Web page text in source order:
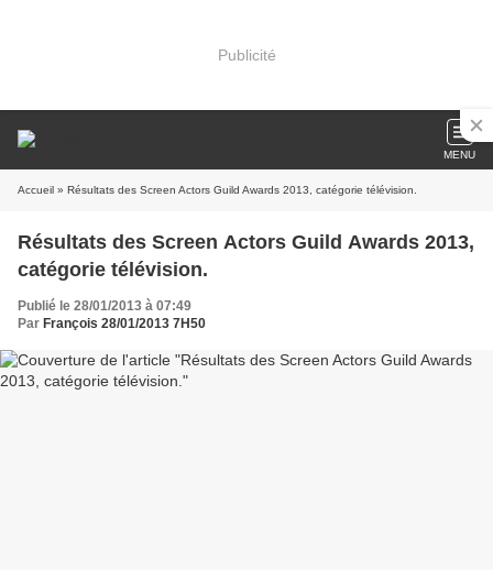
Publicité
MENU
Accueil » Résultats des Screen Actors Guild Awards 2013, catégorie télévision.
Résultats des Screen Actors Guild Awards 2013,
catégorie télévision.
Publié le 28/01/2013 à 07:49
Par François 28/01/2013 7H50